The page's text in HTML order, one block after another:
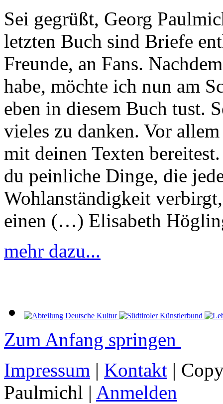
Sei gegrüßt, Georg
letzten Buch sind Briefe
Freunde, an Fans.
habe, möchte ich nun am
eben in diesem Buch tust.
vieles zu danken. Vor
mit deinen Texten
du peinliche Dinge, die
Wohlanständigkeit
einen (…) Elisabeth
mehr dazu...
Zum Anfang springen
Impressum | Kontakt |
Paulmichl | Anmelden